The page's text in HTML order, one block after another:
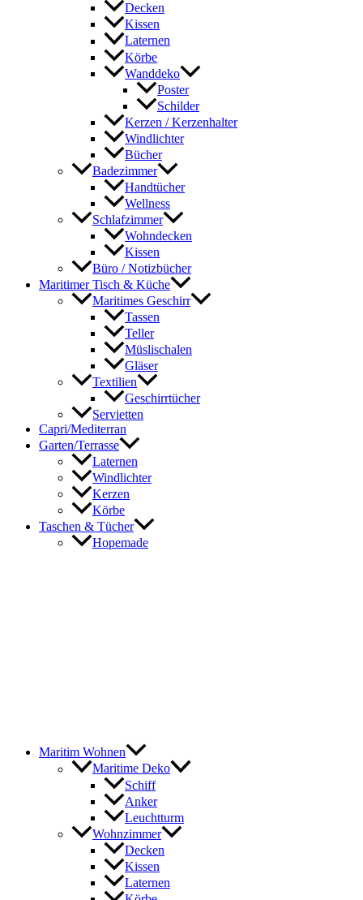
Decken
Kissen
Laternen
Körbe
Wanddeko
Poster
Schilder
Kerzen / Kerzenhalter
Windlichter
Bücher
Badezimmer
Handtücher
Wellness
Schlafzimmer
Wohndecken
Kissen
Büro / Notizbücher
Maritimer Tisch & Küche
Maritimes Geschirr
Tassen
Teller
Müslischalen
Gläser
Textilien
Geschirrtücher
Servietten
Capri/Mediterran
Garten/Terrasse
Laternen
Windlichter
Kerzen
Körbe
Taschen & Tücher
Hopemade
Maritim Wohnen
Maritime Deko
Schiff
Anker
Leuchtturm
Wohnzimmer
Decken
Kissen
Laternen